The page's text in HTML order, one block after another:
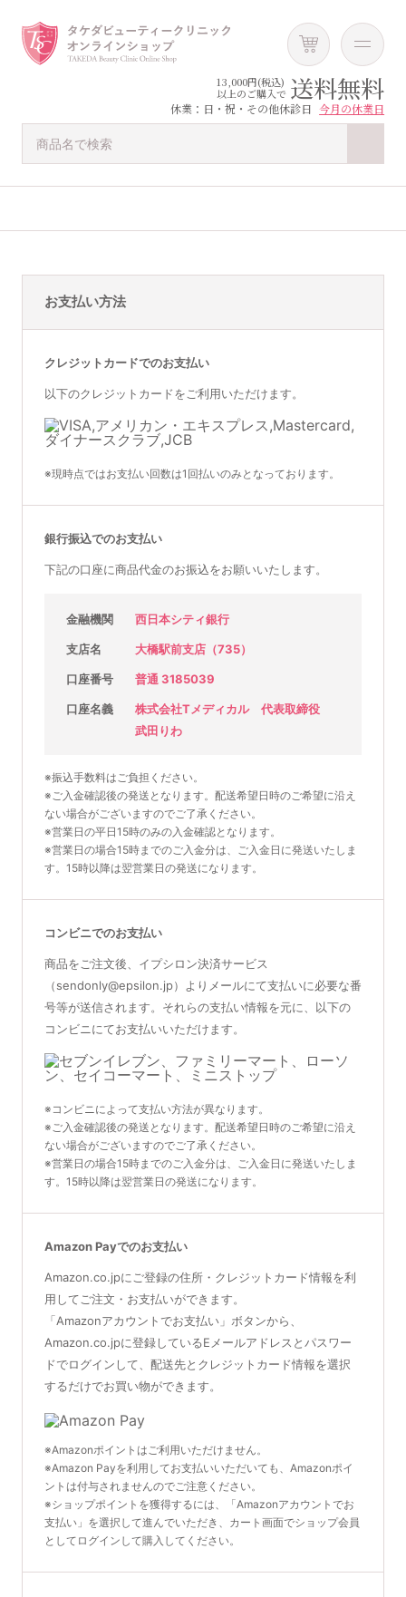
13,000円(税込)
以上のご購入で 送料無料
休業：日・祝・その他休診日 今月の休業日
お支払い方法
クレジットカードでのお支払い
以下のクレジットカードをご利用いただけます。
※現時点ではお支払い回数は1回払いのみとなっております。
銀行振込でのお支払い
下記の口座に商品代金のお振込をお願いいたします。
金融機関 西日本シティ銀行
支店名 大橋駅前支店（735）
口座番号 普通 3185039
口座名義
株式会社Tメディカル 代表取締役
武田りわ
※振込手数料はご負担ください。
※ご入金確認後の発送となります。配送希望日時のご希望に沿え
ない場合がございますのでご了承ください。
※営業日の平日15時のみの入金確認となります。
※営業日の場合15時までのご入金分は、ご入金日に発送いたしま
す。15時以降は翌営業日の発送になります。
コンビニでのお支払い
商品をご注文後、イプシロン決済サービス
（sendonly@epsilon.jp）よりメールにて支払いに必要な番
号等が送信されます。それらの支払い情報を元に、以下の
コンビニにてお支払いいただけます。
※コンビニによって支払い方法が異なります。
※ご入金確認後の発送となります。配送希望日時のご希望に沿え
ない場合がございますのでご了承ください。
※営業日の場合15時までのご入金分は、ご入金日に発送いたしま
す。15時以降は翌営業日の発送になります。
Amazon Payでのお支払い
Amazon.co.jpにご登録の住所・クレジットカード情報を利
用してご注文・お支払いができます。
「Amazonアカウントでお支払い」ボタンから、
Amazon.co.jpに登録しているEメールアドレスとパスワー
ドでログインして、配送先とクレジットカード情報を選択
するだけでお買い物ができます。
※Amazonポイントはご利用いただけません。
※Amazon Payを利用してお支払いいただいても、Amazonポイ
ントは付与されませんのでご注意ください。
※ショップポイントを獲得するには、「Amazonアカウントでお
支払い」を選択して進んでいただき、カート画面でショップ会員
としてログインして購入してください。